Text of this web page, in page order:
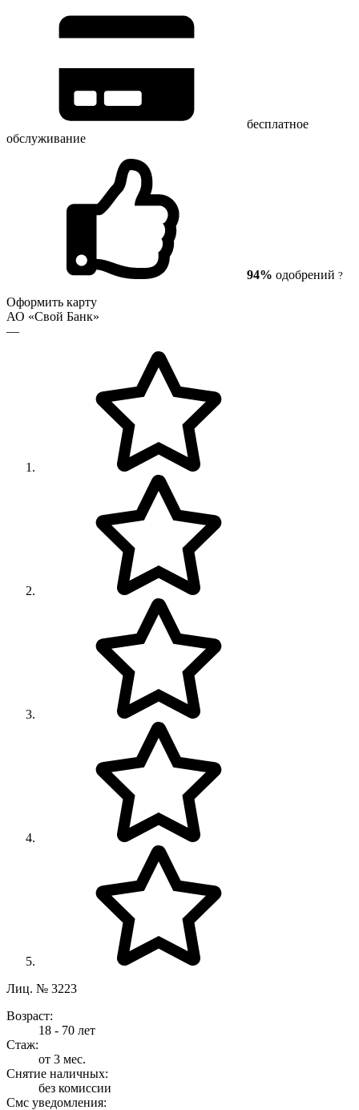
бесплатное
обслуживание
94% одобрений ?
Оформить карту
АО «Свой Банк»
—
Лиц. № 3223
Возраст:
18 - 70 лет
Стаж:
от 3 мес.
Снятие наличных:
без комиссии
Смс уведомления: